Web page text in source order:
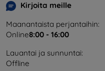
Kirjoita meille
Maanantaista perjantaihin:
Online8:00 - 16:00
Lauantai ja sunnuntai:
Offline